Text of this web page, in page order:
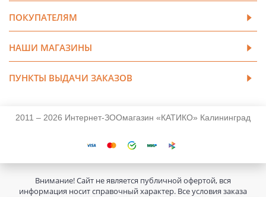
ПОКУПАТЕЛЯМ
НАШИ МАГАЗИНЫ
ПУНКТЫ ВЫДАЧИ ЗАКАЗОВ
2011 – 2026 Интернет-ЗООмагазин «КАТИКО» Калининград
Внимание! Сайт не является публичной офертой, вся
информация носит справочный характер. Все условия заказа